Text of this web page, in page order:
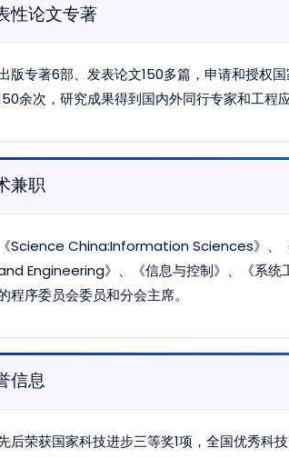
性论文专著
版专著6部、发表论文150多篇，申请和授权
余次，研究成果得到国内外同行专家和工程
兼职
《Science China:Information Sciences》
Engineering》、《信息与控制》、《系统
程序委员会委员和分会主席。
信息
后荣获国家科技进步三等奖1项，全国优秀科